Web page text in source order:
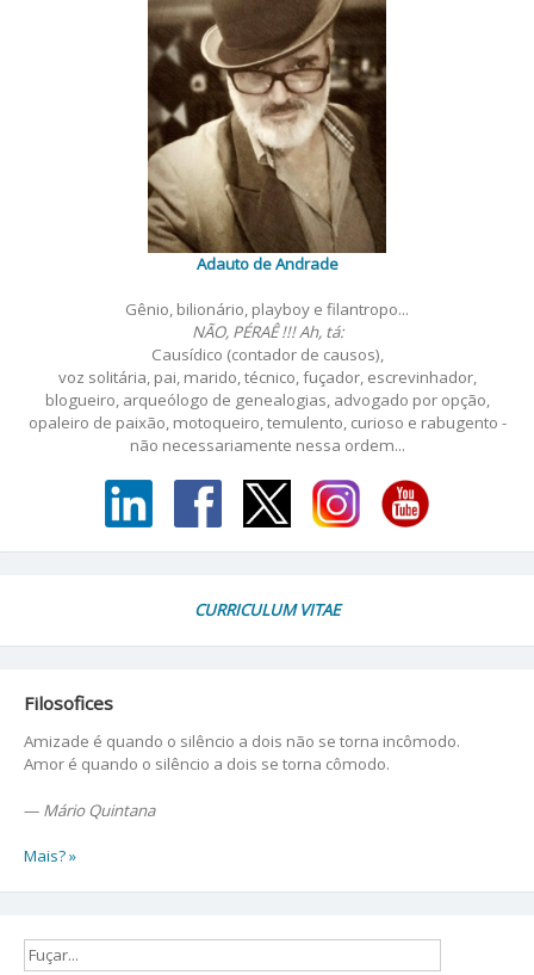
Adauto de Andrade
Gênio, bilionário, playboy e filantropo...
NÃO, PÉRAÊ !!! Ah, tá:
Causídico (contador de causos),
voz solitária, pai, marido, técnico, fuçador, escrevinhador,
blogueiro, arqueólogo de genealogias, advogado por opção,
opaleiro de paixão, motoqueiro, temulento, curioso e rabugento -
não necessariamente nessa ordem...
CURRICULUM VITAE
Filosofices
Amizade é quando o silêncio a dois não se torna incômodo.
Amor é quando o silêncio a dois se torna cômodo.
— Mário Quintana
Mais? »